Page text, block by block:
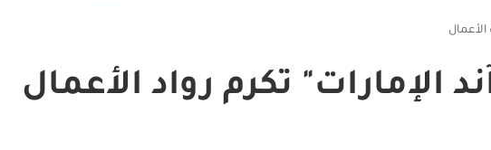
الإمارات" تكرم رواد الأعمال